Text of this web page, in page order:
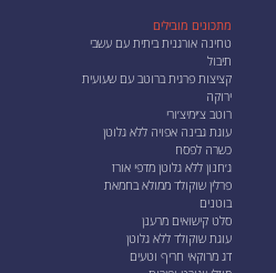
מתכונים מובילים
טחינה אורגנית ביתית עם עשבי
תיבול
קציצות פרגית ברוטב עם שעועית
ירוקה
רוטב צ׳ימיצ׳ורי
עוגת גבינה אפויה ללא גלוטן
כשרה לפסח
ג׳חנון ללא גלוטן מדפי אורז
פרלין שוקולד ממולא בחמאת
בוטנים
סלט קישואים מרענן
עוגת שוקולד ללא גלוטן
דג מרוקאי חריף וטעים